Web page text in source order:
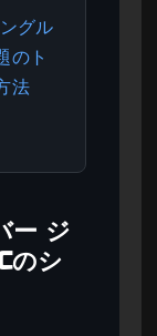
グル
のト
法
ー ジ
のシ